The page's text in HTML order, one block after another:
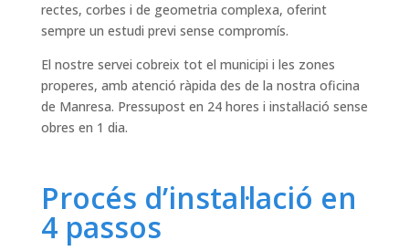
rectes, corbes i de geometria complexa, oferint
sempre un estudi previ sense compromís.
El nostre servei cobreix tot el municipi i les zones
properes, amb atenció ràpida des de la nostra oficina
de Manresa. Pressupost en 24 hores i instal·lació sense
obres en 1 dia.
Procés d’instal·lació en
4 passos